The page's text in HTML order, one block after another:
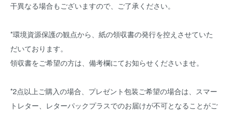
干異なる場合もございますので、ご了承ください。
*環境資源保護の観点から、紙の領収書の発行を控えさせていた
だいております。
領収書をご希望の方は、備考欄にてお知らせくださいませ。
*2点以上ご購入の場合、プレゼント包装ご希望の場合は、スマー
トレター、レターパックプラスでのお届けが不可となることがご